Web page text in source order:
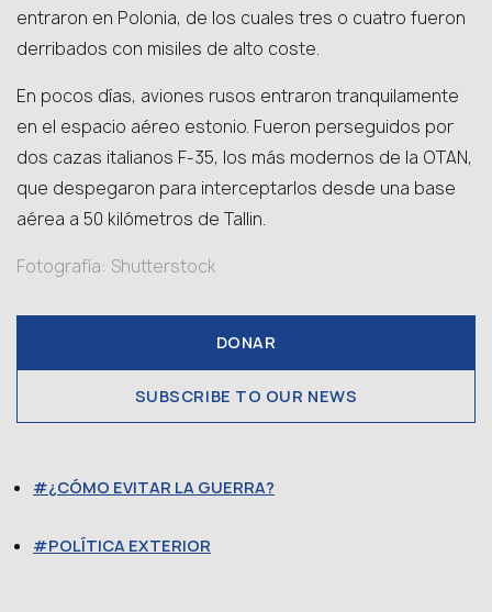
entraron en Polonia, de los cuales tres o cuatro fueron
derribados con misiles de alto coste.
En pocos días, aviones rusos entraron tranquilamente
en el espacio aéreo estonio. Fueron perseguidos por
dos cazas italianos F-35, los más modernos de la OTAN,
que despegaron para interceptarlos desde una base
aérea a 50 kilómetros de Tallin.
Fotografía: Shutterstock
DONAR
SUBSCRIBE TO OUR NEWS
¿CÓMO EVITAR LA GUERRA?
POLÍTICA EXTERIOR